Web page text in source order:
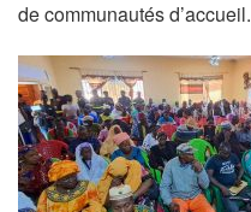
de communautés d’accueil.